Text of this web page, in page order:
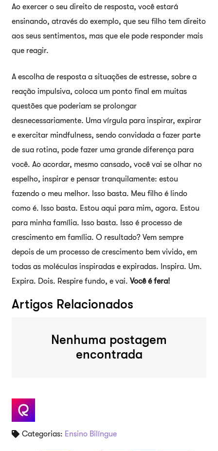
Ao exercer o seu direito de resposta, você estará
ensinando, através do exemplo, que seu filho tem direito
aos seus sentimentos, mas que ele pode responder mais
que reagir.
A escolha de resposta a situações de estresse, sobre a
reação impulsiva, coloca um ponto final em muitas
questões que poderiam se prolongar
desnecessariamente. Uma vírgula para inspirar, expirar
e exercitar mindfulness, sendo convidada a fazer parte
de sua rotina, pode fazer uma grande diferença para
você. Ao acordar, mesmo cansado, você vai se olhar no
espelho, inspirar e pensar tranquilamente: estou
fazendo o meu melhor. Isso basta. Meu filho é lindo
como é. Isso basta. Estou aqui para mim, agora. Estou
para minha família. Isso basta. Isso é processo de
crescimento em família. O resultado? Vem sempre
depois de um processo de crescimento bem vivido, em
todas as moléculas inspiradas e expiradas. Inspira. Um.
Expira. Dois. Respire fundo, e vai. Você é fera!
Artigos Relacionados
Nenhuma postagem
encontrada
Categorias: Ensino Bilíngue